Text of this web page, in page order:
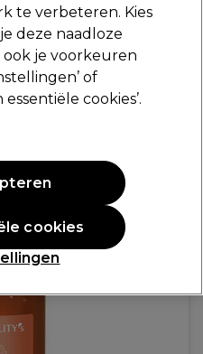
Shampoo 250ml
te verbeteren. Kies
je deze naadloze
je voorkeuren
of
cookies’.
cookies